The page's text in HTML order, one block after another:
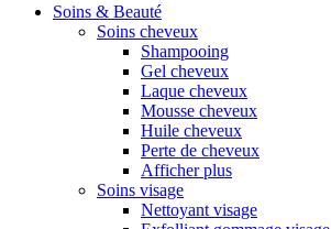
Soins & Beauté
Soins cheveux
Shampooing
Gel cheveux
Laque cheveux
Mousse cheveux
Huile cheveux
Perte de cheveux
Afficher plus
Soins visage
Nettoyant visage